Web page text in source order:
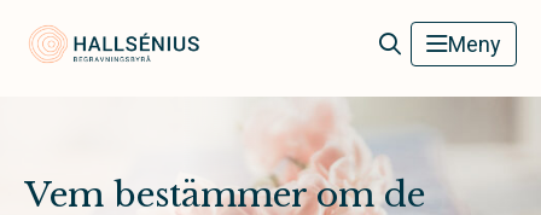
Hallsénius Begravningsbyrå Meny
Vem bestämmer om de